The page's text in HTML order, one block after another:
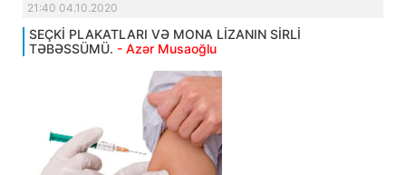
21:40 04.10.2020
SEÇKİ PLAKATLARI VƏ MONA LİZANIN SİRLİ
TƏBƏSSÜMÜ. - Azər Musaoğlu